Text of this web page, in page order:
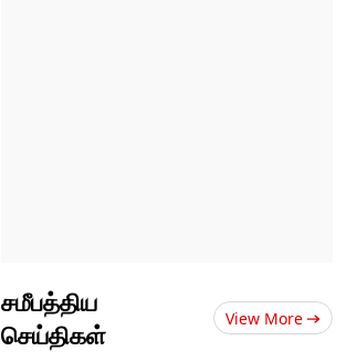
சமீபத்திய
செய்திகள்
View More